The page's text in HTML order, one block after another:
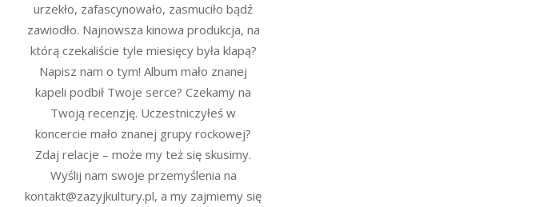
urzekło, zafascynowało, zasmuciło bądź
zawiodło. Najnowsza kinowa produkcja, na
którą czekaliście tyle miesięcy była klapą?
Napisz nam o tym! Album mało znanej
kapeli podbił Twoje serce? Czekamy na
Twoją recenzję. Uczestniczyłeś w
koncercie mało znanej grupy rockowej?
Zdaj relacje – może my też się skusimy.
Wyślij nam swoje przemyślenia na
kontakt@zazyjkultury.pl, a my zajmiemy się